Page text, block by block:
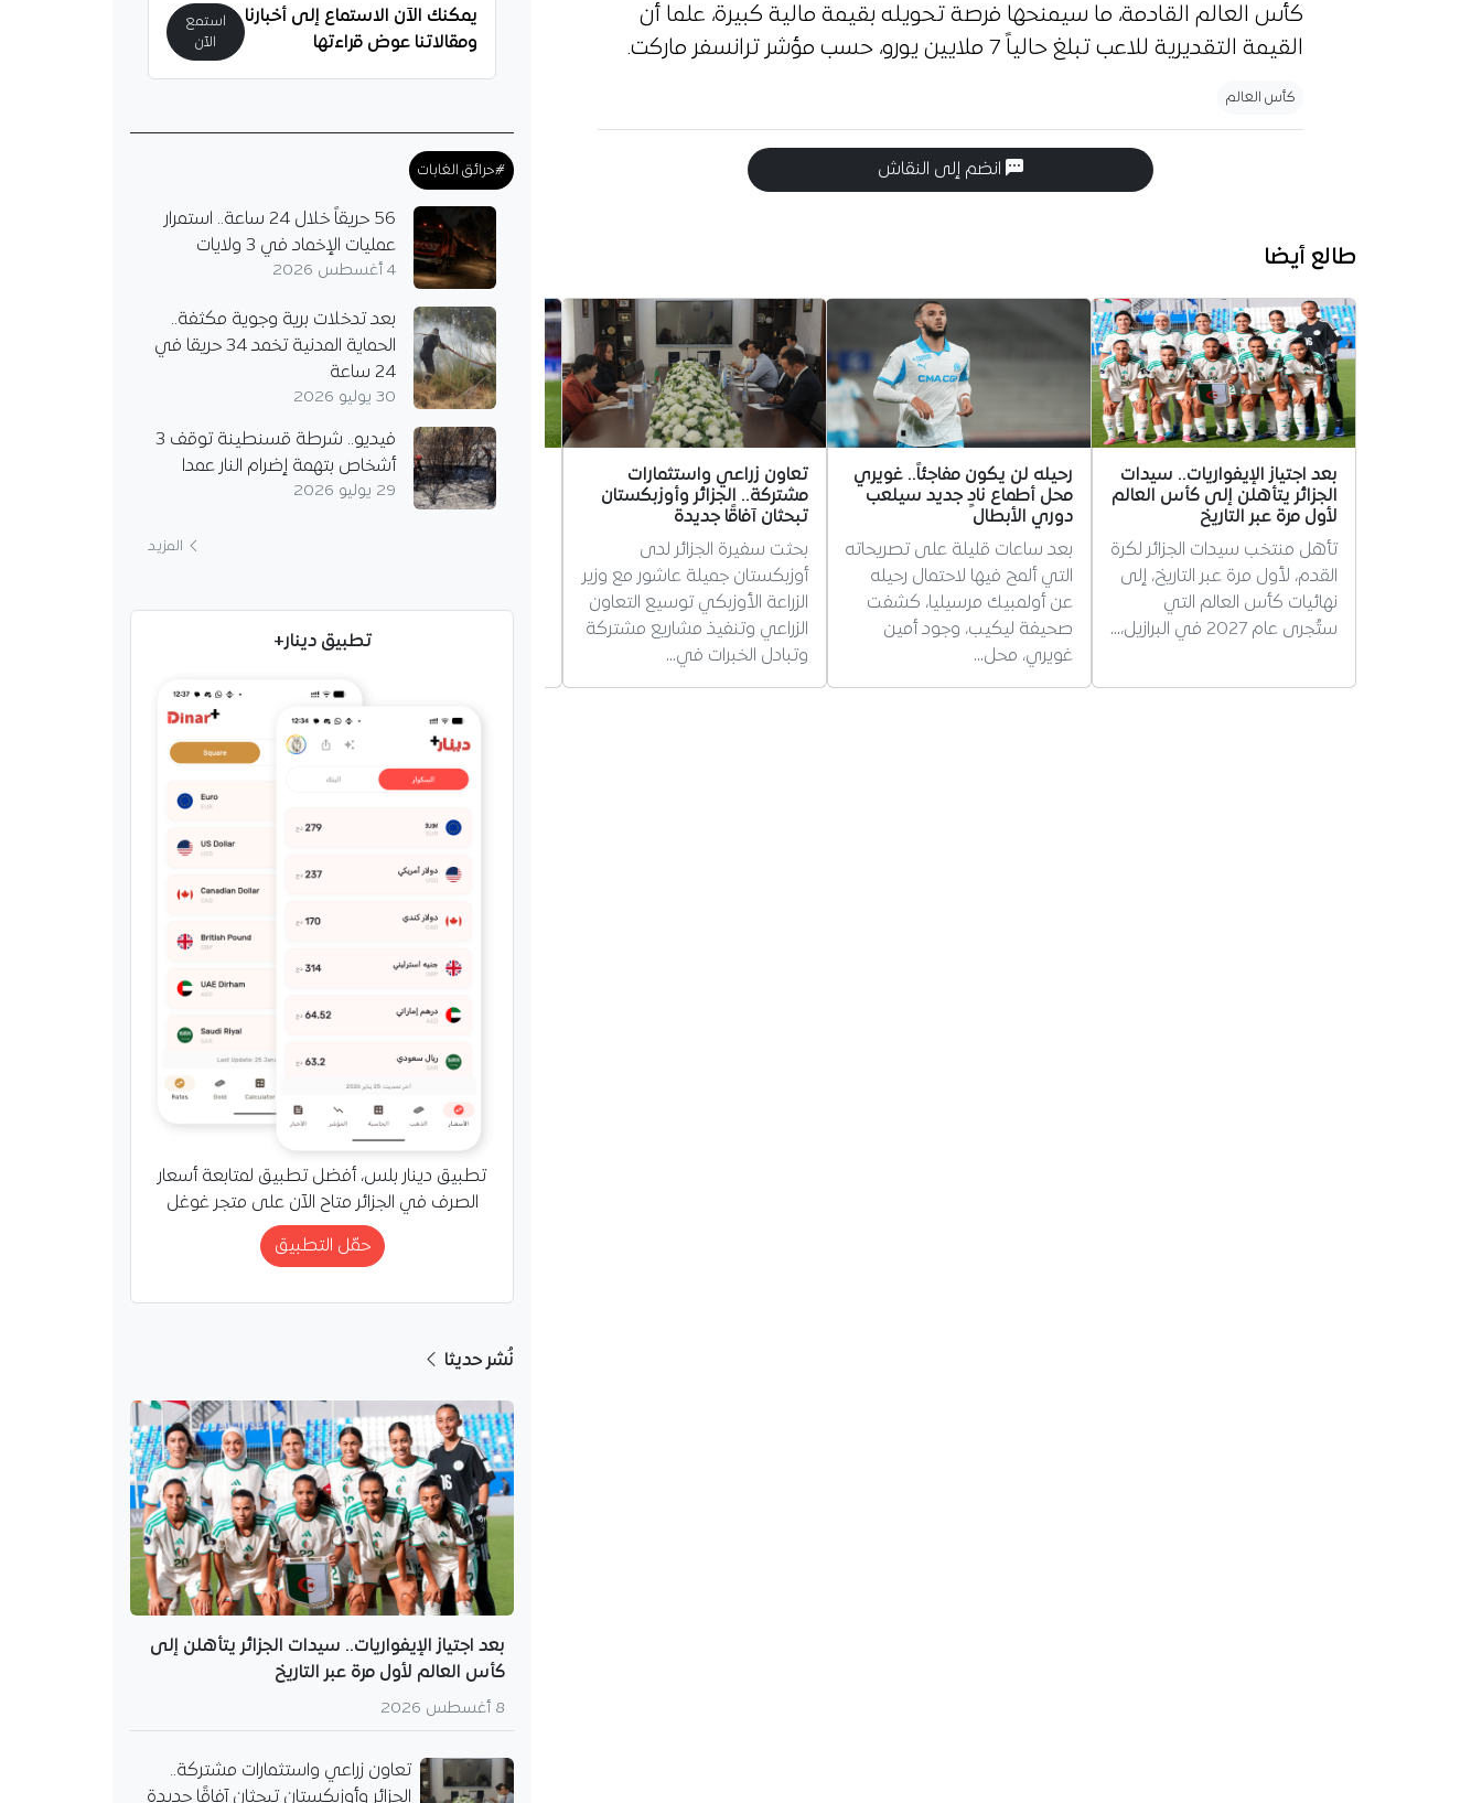
كأس العالم القادمة، ما سيمنحها فرصة تحويله بقيمة مالية كبيرة، علما أن
القيمة التقديرية للاعب تبلغ حالياً 7 ملايين يورو، حسب مؤشر ترانسفر ماركت.
كأس العالم
انضم إلى النقاش
طالع أيضا
بعد اجتياز الإيفواريات.. سيدات
الجزائر يتأهلن إلى كأس العالم
لأول مرة عبر التاريخ
تأهل منتخب سيدات الجزائر لكرة
القدم، لأول مرة عبر التاريخ، إلى
نهائيات كأس العالم التي
ستُجرى عام 2027 في البرازيل،…
رحيله لن يكون مفاجئاً.. غويري
محل أطماع نادٍ جديد سيلعب
دوري الأبطال
بعد ساعات قليلة على تصريحاته
التي ألمح فيها لاحتمال رحيله
عن أولمبيك مرسيليا، كشفت
صحيفة ليكيب، وجود أمين
غويري، محل…
تعاون زراعي واستثمارات
مشتركة.. الجزائر وأوزبكستان
تبحثان آفاقًا جديدة
بحثت سفيرة الجزائر لدى
أوزبكستان جميلة عاشور مع وزير
الزراعة الأوزبكي توسيع التعاون
الزراعي وتنفيذ مشاريع مشتركة
وتبادل الخبرات في…
بوعناني هدّاف في ودية مع
شتوتغارت.. وقت الجد يقترب
مباراة ودية أخيرة، قبل أن
يمكنك الآن الاستماع إلى أخبارنا
ومقالاتنا عوض قراءتها
استمع
الآن
#حرائق الغابات
56 حريقاً خلال 24 ساعة.. استمرار
عمليات الإخماد في 3 ولايات
4 أغسطس 2026
بعد تدخلات برية وجوية مكثفة..
الحماية المدنية تخمد 34 حريقا في
24 ساعة
30 يوليو 2026
فيديو.. شرطة قسنطينة توقف 3
أشخاص بتهمة إضرام النار عمدا
29 يوليو 2026
المزيد
تطبيق دينار+
تطبيق دينار بلس، أفضل تطبيق لمتابعة أسعار
الصرف في الجزائر متاح الآن على متجر غوغل
حمّل التطبيق
نُشر حديثا
بعد اجتياز الإيفواريات.. سيدات الجزائر يتأهلن إلى
كأس العالم لأول مرة عبر التاريخ
8 أغسطس 2026
تعاون زراعي واستثمارات مشتركة..
الجزائر وأوزبكستان تبحثان آفاقًا جديدة